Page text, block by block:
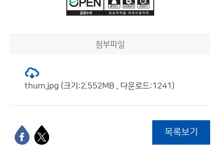
첨부파일
thum.jpg (크기:2.552MB , 다운로드:1241)
목록보기